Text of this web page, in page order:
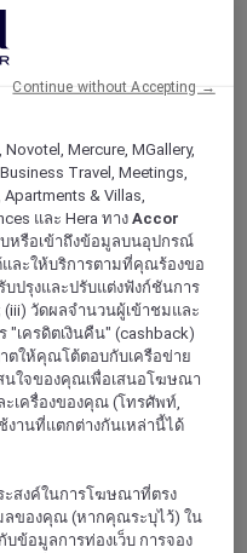
Mercure, MGallery,
Travel, Meetings,
& Villas,
และ Hera ทางAccor
หรือเข้าถึงข้อมูลบนอุปกรณ์
ละให้บริการตามที่คุณร้องขอ
ปรุงและปรับแต่งฟังก์ชันการ
วัดผลจำนวนผู้เข้าชมและ
"เครดิตเงินคืน" (cashback)
ตให้คุณโต้ตอบกับเครือข่าย
นใจของคุณเพื่อเสนอโฆษณา
เครื่องของคุณ (โทรศัพท์,
งานที่แตกต่างกันเหล่านี้ได้
สงค์ในการโฆษณาที่ตรง
ลของคุณ (หากคุณระบุไว้) ใน
ข้อมูลการท่องเว็บ การจอง
Continue without Accepting →